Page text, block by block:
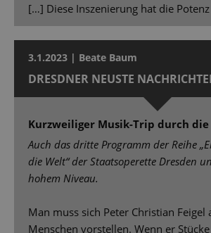
[…] Diese Inszenierung hat die
3.1.2023 | Beate Baum
DRESDNER NEUSTE
Kurzweiliger Musik-Trip durch die
Auch das dritte Programm der Reihe
die Welt“ der Staatsoperette Dresden
hohem Niveau.
Man muss sich Peter Christian Feigel
Menschen vorstellen. Wenn er